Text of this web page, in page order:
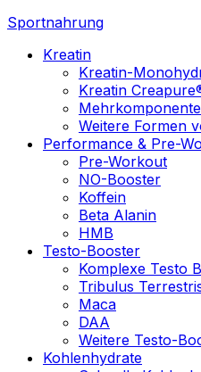
Sportnahrung
Kreatin
Kreatin-
Kreatin
Weitere Formen
Performance & Pre-
Pre-Workout
NO-Booster
Koffein
Beta Alanin
HMB
Testo-Booster
Komplexe Testo
Tribulus
Maca
DAA
Weitere Testo-
Kohlenhydrate